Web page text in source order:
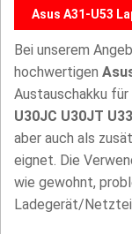
Asus A31-U53
Bei unserem
hochwertigen
Austauschakku
U30JC U30JT
aber auch als
eignet. Die
wie gewohnt,
Ladegerät/